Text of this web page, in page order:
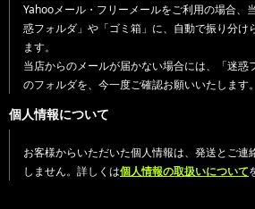
Yahooメール・フリーメールをご利用の場合、
惑フォルダ」や「ゴミ箱」に、自動で振り分け
ます。
当店からのメールが届かない場合には、「迷惑
のフォルダを、今一度ご確認お願いいたします。
個人情報について
お客様からいただいた個人情報は、発送とご連
しません。詳しくは個人情報の取扱いについて